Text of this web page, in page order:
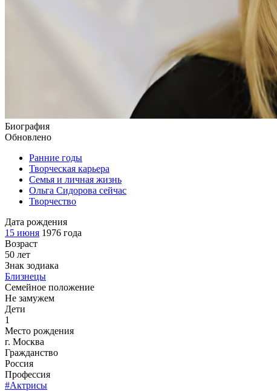
Биография
Обновлено
Ранние годы
Творческая карьера
Семья и личная жизнь
Ольга Сидорова сейчас
Творчество
Дата рождения
15 июня 1976 года
Возраст
50 лет
Знак зодиака
Близнецы
Семейное положение
Не замужем
Дети
1
Место рождения
г. Москва
Гражданство
Россия
Профессия
#Актрисы